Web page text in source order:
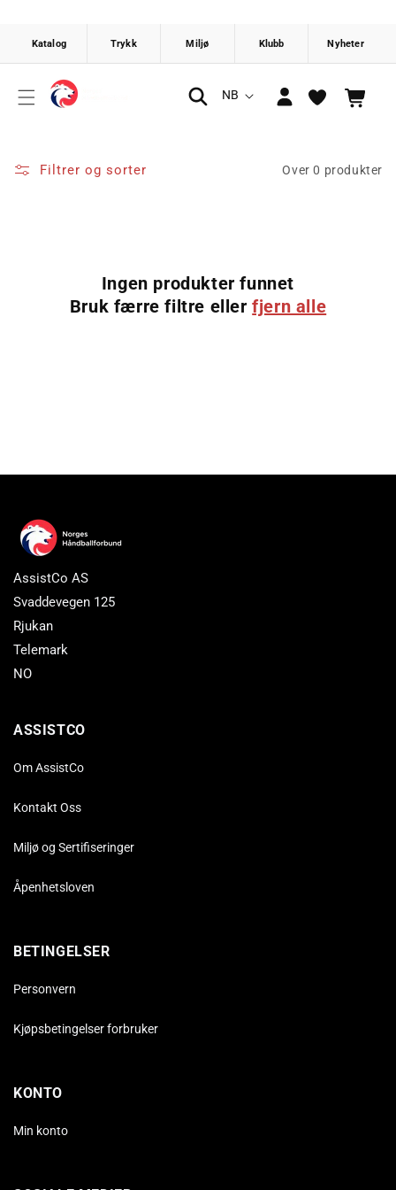
innholdet
S
NB
inn
Handlekurv
Filtrer og sorter Over 0 produkter
Ingen produkter funnet
Bruk færre filtre ellerfjern alle
AssistCo AS
Svaddevegen 125
Rjukan
Telemark
NO
ASSISTCO
Om AssistCo
Kontakt Oss
Miljø og Sertifiseringer
Åpenhetsloven
BETINGELSER
Personvern
Kjøpsbetingelser forbruker
KONTO
Min konto